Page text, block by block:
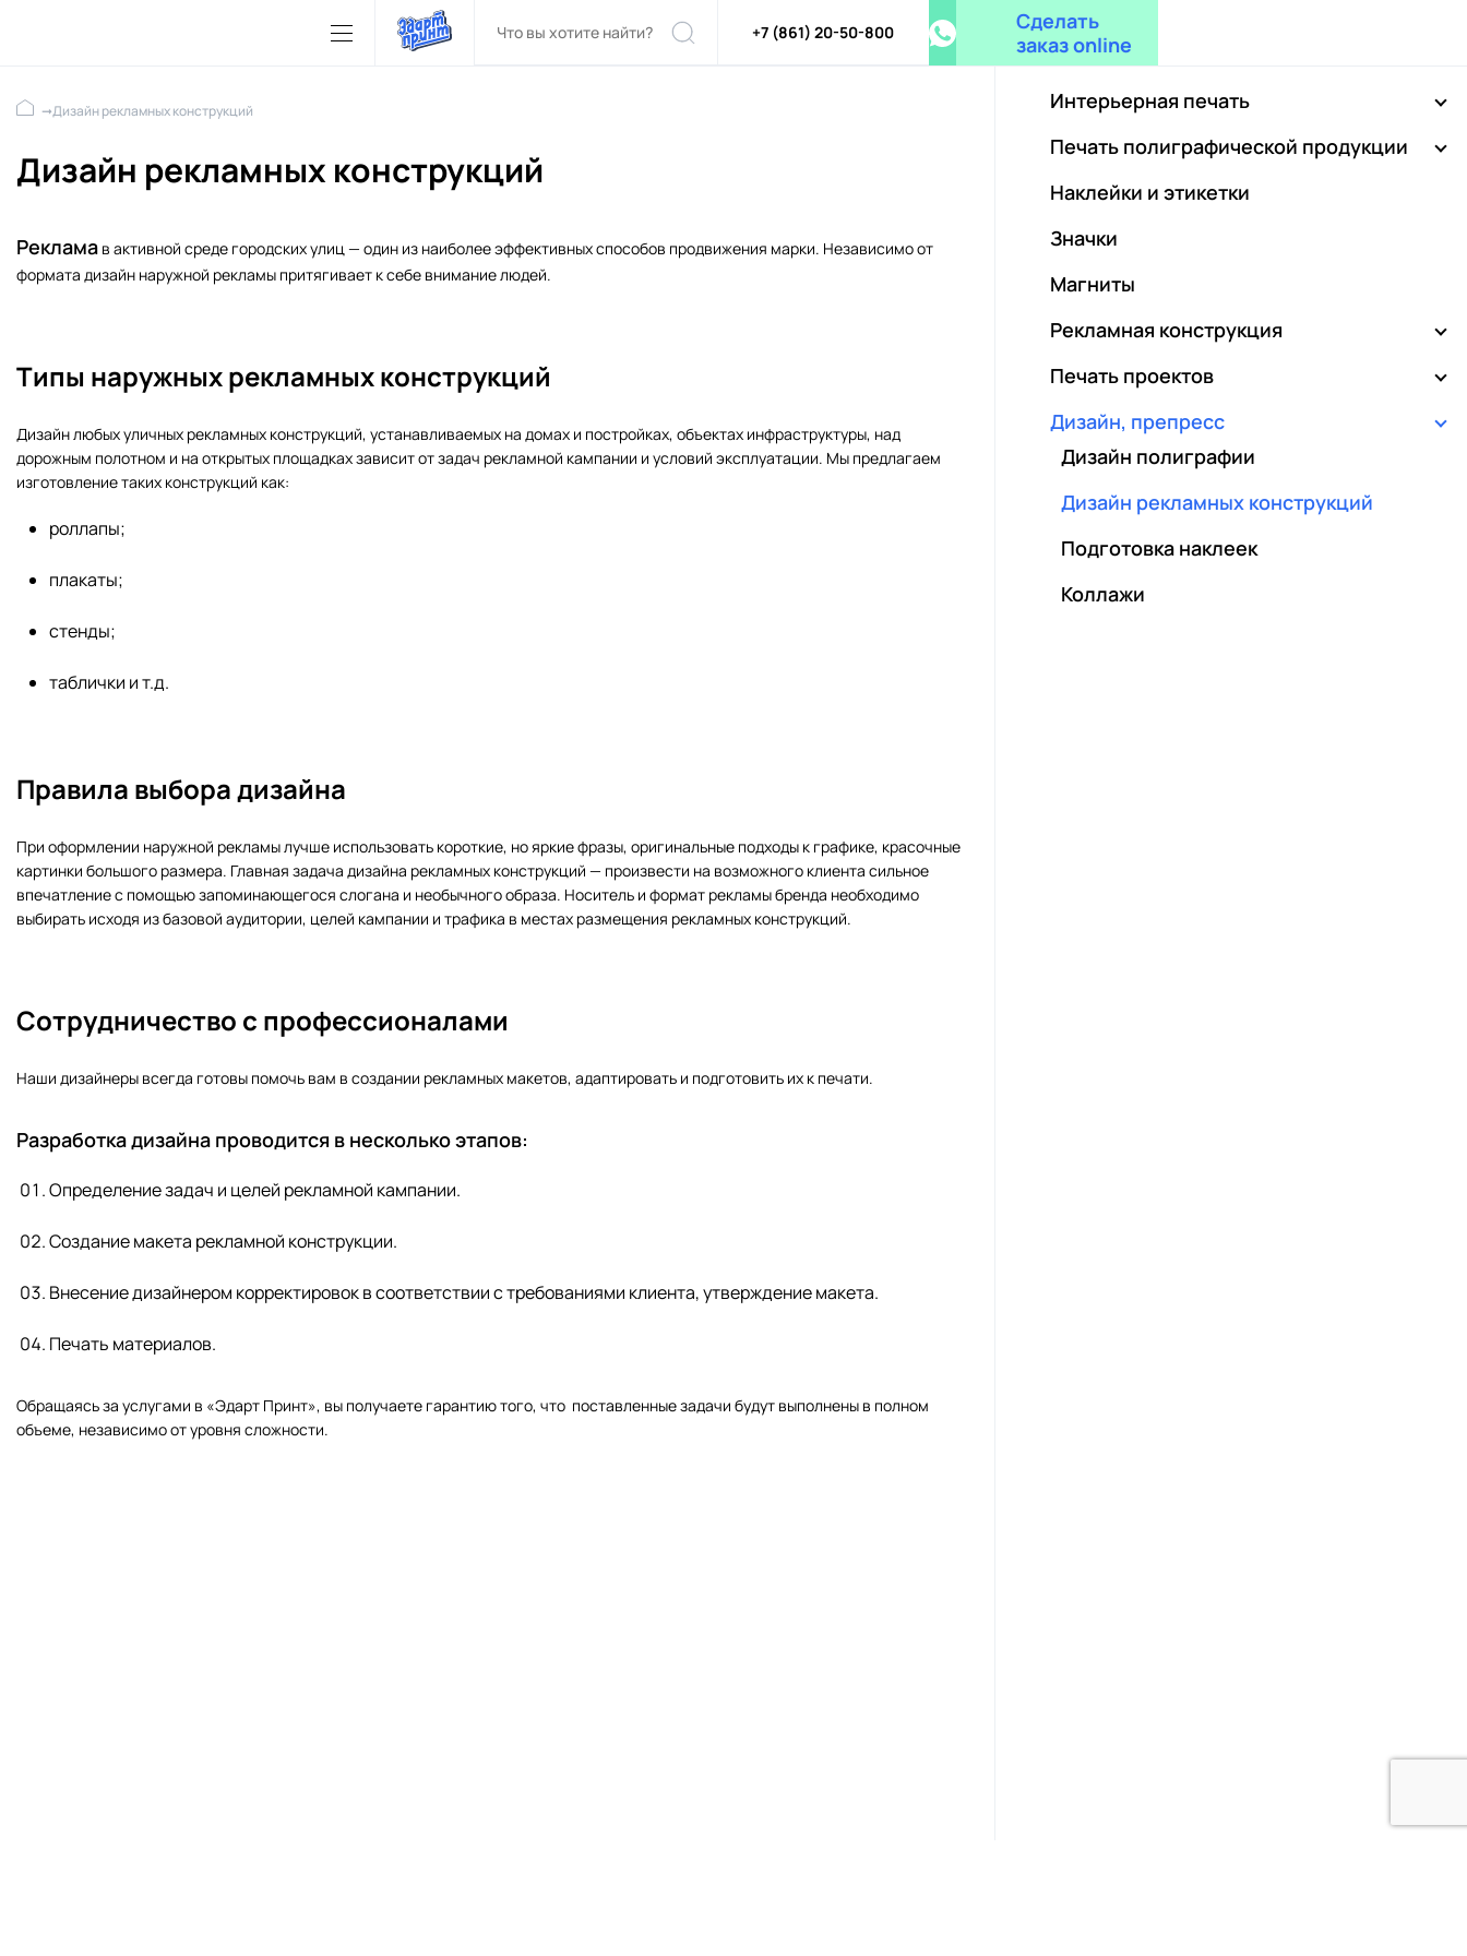
+7 (861) 20-50-800
Сделать
заказ online
➞Дизайн рекламных конструкций
Дизайн рекламных конструкций
Реклама в активной среде городских улиц — один из наиболее эффективных способов продвижения марки. Независимо от
формата дизайн наружной рекламы притягивает к себе внимание людей.
Типы наружных рекламных конструкций
Дизайн любых уличных рекламных конструкций, устанавливаемых на домах и постройках, объектах инфраструктуры, над
дорожным полотном и на открытых площадках зависит от задач рекламной кампании и условий эксплуатации. Мы предлагаем
изготовление таких конструкций как:
роллапы;
плакаты;
стенды;
таблички и т.д.
Правила выбора дизайна
При оформлении наружной рекламы лучше использовать короткие, но яркие фразы, оригинальные подходы к графике, красочные
картинки большого размера. Главная задача дизайна рекламных конструкций — произвести на возможного клиента сильное
впечатление с помощью запоминающегося слогана и необычного образа. Носитель и формат рекламы бренда необходимо
выбирать исходя из базовой аудитории, целей кампании и трафика в местах размещения рекламных конструкций.
Сотрудничество с профессионалами
Наши дизайнеры всегда готовы помочь вам в создании рекламных макетов, адаптировать и подготовить их к печати.
Разработка дизайна проводится в несколько этапов:
Определение задач и целей рекламной кампании.
Создание макета рекламной конструкции.
Внесение дизайнером корректировок в соответствии с требованиями клиента, утверждение макета.
Печать материалов.
Обращаясь за услугами в «Эдарт Принт», вы получаете гарантию того, что поставленные задачи будут выполнены в полном
объеме, независимо от уровня сложности.
Интерьерная печать
Печать на самоклеющейся пленке
Печать на баннерной ткани
Печать на холсте
Модульные картины
Широкоформатная печать
Печать на перфорированной пленке
Печать полиграфической продукции
Визитки
Буклеты
Меню
Каталоги
Календари
Блокноты
Открытки
Приглашения
Папки
Наклейки и этикетки
Значки
Магниты
Рекламная конструкция
Стенды
Таблички
Уголки потребителя
Роллапы
Печать проектов
Печать студенческих проектов
Печать чертежей
Дизайн, препресс
Дизайн полиграфии
Дизайн рекламных конструкций
Подготовка наклеек
Коллажи